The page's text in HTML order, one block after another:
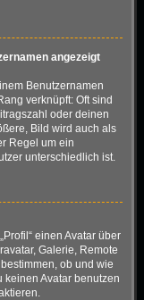
angezeigt
Benutzernamen
verknüpft: Oft sind
oder deinen
Bild wird auch als
Regel um ein
unterschiedlich ist.
einen Avatar über
Galerie, Remote
ob und wie
keinen Avatar benutzen